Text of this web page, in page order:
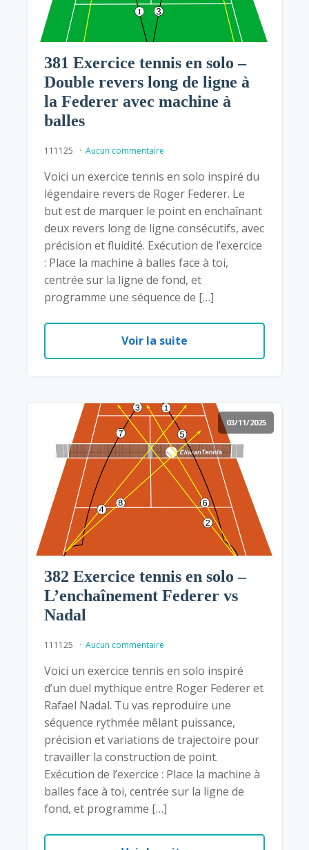
381 Exercice tennis en solo –
Double revers long de ligne à
la Federer avec machine à
balles
111125 Aucun commentaire
Voici un exercice tennis en solo inspiré du
légendaire revers de Roger Federer. Le
but est de marquer le point en enchaînant
deux revers long de ligne consécutifs, avec
précision et fluidité. Exécution de l’exercice
: Place la machine à balles face à toi,
centrée sur la ligne de fond, et
programme une séquence de […]
Voir la suite
03/11/2025
382 Exercice tennis en solo –
L’enchaînement Federer vs
Nadal
111125 Aucun commentaire
Voici un exercice tennis en solo inspiré
d’un duel mythique entre Roger Federer et
Rafael Nadal. Tu vas reproduire une
séquence rythmée mêlant puissance,
précision et variations de trajectoire pour
travailler la construction de point.
Exécution de l’exercice : Place la machine à
balles face à toi, centrée sur la ligne de
fond, et programme […]